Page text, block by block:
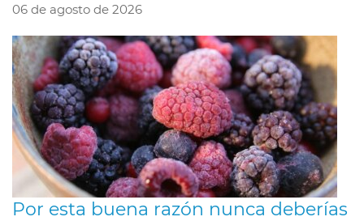
06 de agosto de 2026
Por esta buena razón nunca deberías